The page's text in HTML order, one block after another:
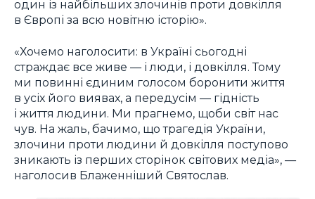
один із найбільших злочинів проти довкілля
в Європі за всю новітню історію».
«Хочемо наголосити: в Україні сьогодні
страждає все живе — і люди, і довкілля. Тому
ми повинні єдиним голосом боронити життя
в усіх його виявах, а передусім — гідність
і життя людини. Ми прагнемо, щоби світ нас
чув. На жаль, бачимо, що трагедія України,
злочини проти людини й довкілля поступово
зникають із перших сторінок світових медіа», —
наголосив Блаженніший Святослав.